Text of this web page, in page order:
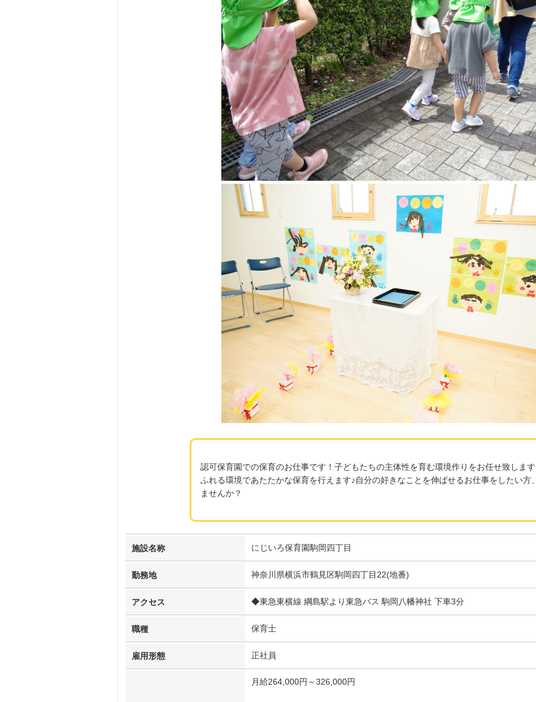
認可保育園での保育のお仕事です！子どもたちの主体性を育む環境作りをお任せ致しま
ふれる環境であたたかな保育を行えます♪自分の好きなことを伸ばせるお仕事をしたい方
ませんか？
施設名称 にじいろ保育園駒岡四丁目
勤務地 神奈川県横浜市鶴見区駒岡四丁目22(地番)
アクセス ◆東急東横線 綱島駅より東急バス 駒岡八幡神社 下車3分
職種 保育士
雇用形態 正社員
月給264,000円～326,000円